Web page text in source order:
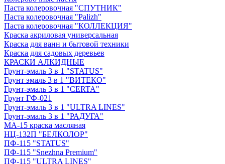
Паста колеровочная "СПУТНИК"
Паста колеровочная "Palizh"
Паста колеровочная "КОЛЛЕКЦИЯ"
Краска акриловая универсальная
Краска для ванн и бытовой техники
Краска для садовых деревьев
КРАСКИ АЛКИДНЫЕ
Грунт-эмаль 3 в 1 "STATUS"
Грунт эмаль 3 в 1 "ВИТЕКО"
Грунт-эмаль 3 в 1 "CERTA"
Грунт ГФ-021
Грунт-эмаль 3 в 1 "ULTRA LINES"
Грунт-эмаль 3 в 1 "РАДУГА"
МА-15 краска масляная
НЦ-132П "БЕЛКОЛОР"
ПФ-115 "STATUS"
ПФ-115 "Snezhna Premium"
ПФ-115 "ULTRA LINES"